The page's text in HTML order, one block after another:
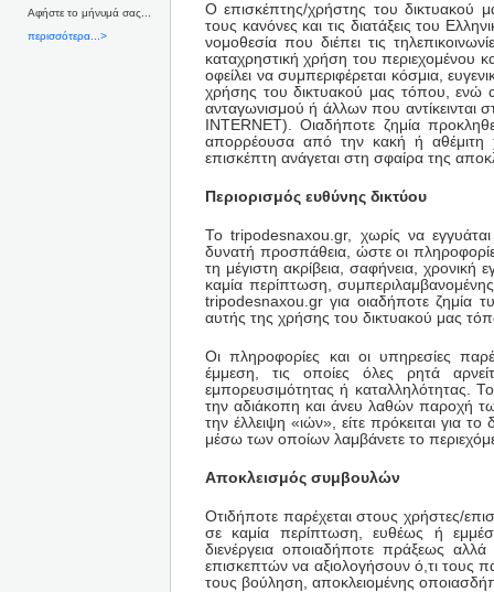
Αφήστε το μήνυμά σας...
περισσότερα...>
Ο επισκέπτης/χρήστης του δικτυακού
τους κανόνες και τις διατάξεις του
νομοθεσία που διέπει τις
καταχρηστική χρήση του περιεχομένου
οφείλει να συμπεριφέρεται κόσμια,
χρήσης του δικτυακού μας τόπου, ενώ
ανταγωνισμού ή άλλων που
INTERNET). Οιαδήποτε ζημία
απορρέουσα από την κακή ή
επισκέπτη ανάγεται στη σφαίρα της
Περιορισμός ευθύνης δικτύου
Το tripodesnaxou.gr, χωρίς να
δυνατή προσπάθεια, ώστε οι
τη μέγιστη ακρίβεια, σαφήνεια, χρονική
καμία περίπτωση,
tripodesnaxou.gr για οιαδήποτε ζημία
αυτής της χρήσης του δικτυακού μας
Οι πληροφορίες και οι υπηρεσίες
έμμεση, τις οποίες όλες ρητά
εμπορευσιμότητας ή καταλληλότητας.
την αδιάκοπη και άνευ λαθών παροχή
την έλλειψη «ιών», είτε πρόκειται για
μέσω των οποίων λαμβάνετε το
Αποκλεισμός συμβουλών
Οτιδήποτε παρέχεται στους χρήστες/
σε καμία περίπτωση, ευθέως ή
διενέργεια οποιαδήποτε πράξεως αλλά
επισκεπτών να αξιολογήσουν ό,τι τους
τους βούληση, αποκλειομένης